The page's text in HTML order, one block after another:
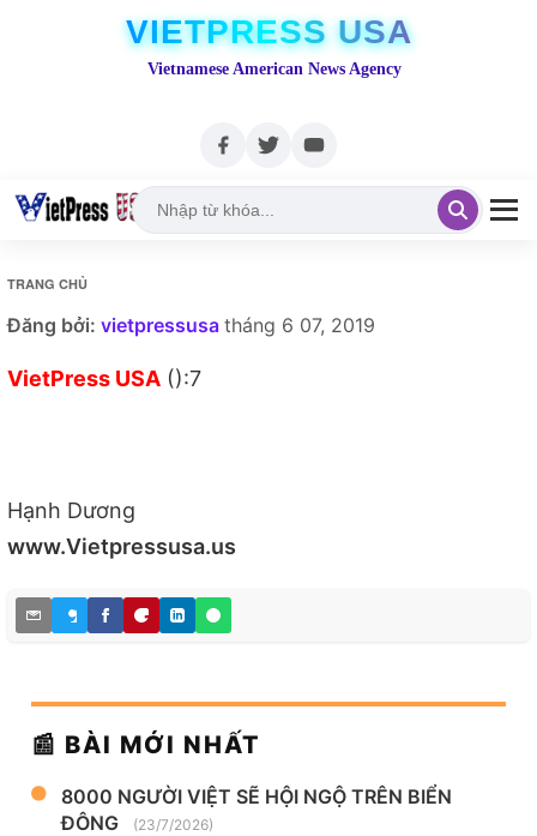
VIETPRESS USA
Vietnamese American News Agency
TRANG CHỦ
Đăng bởi: vietpressusa tháng 6 07, 2019
VietPress USA ():7
Hạnh Dương
www.Vietpressusa.us
📰 BÀI MỚI NHẤT
8000 NGƯỜI VIỆT SẼ HỘI NGỘ TRÊN BIỂN
ĐÔNG
(23/7/2026)